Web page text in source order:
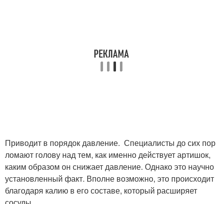
Приводит в порядок давление. Специалисты до сих пор
ломают голову над тем, как именно действует артишок,
каким образом он снижает давление. Однако это научно
установленный факт. Вполне возможно, это происходит
благодаря калию в его составе, который расширяет